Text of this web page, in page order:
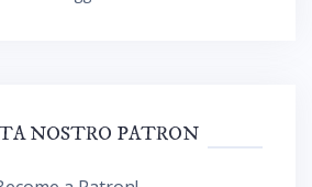
NOSTRO PATRON